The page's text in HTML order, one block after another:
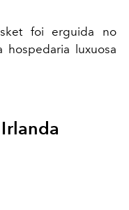
foi erguida no
hospedaria luxuosa